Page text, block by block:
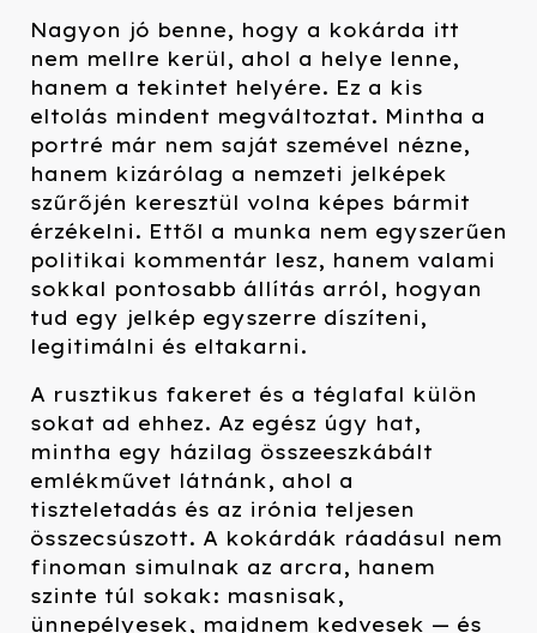
Nagyon jó benne, hogy a kokárda itt
nem mellre kerül, ahol a helye lenne,
hanem a tekintet helyére. Ez a kis
eltolás mindent megváltoztat. Mintha a
portré már nem saját szemével nézne,
hanem kizárólag a nemzeti jelképek
szűrőjén keresztül volna képes bármit
érzékelni. Ettől a munka nem egyszerűen
politikai kommentár lesz, hanem valami
sokkal pontosabb állítás arról, hogyan
tud egy jelkép egyszerre díszíteni,
legitimálni és eltakarni.
A rusztikus fakeret és a téglafal külön
sokat ad ehhez. Az egész úgy hat,
mintha egy házilag összeeszkábált
emlékművet látnánk, ahol a
tiszteletadás és az irónia teljesen
összecsúszott. A kokárdák ráadásul nem
finoman simulnak az arcra, hanem
szinte túl sokak: masnisak,
ünnepélyesek, majdnem kedvesek — és